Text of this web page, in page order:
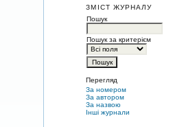
ЗМІСТ ЖУРНАЛУ
Пошук
Пошук за критерієм
Перегляд
За номером
За автором
За назвою
Інші журнали